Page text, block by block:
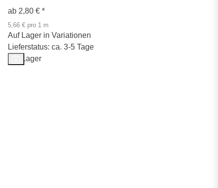
ab 2,80 € *
5,66 € pro 1 m
Auf Lager in Variationen
Lieferstatus: ca. 3-5 Tage
Auf Lager